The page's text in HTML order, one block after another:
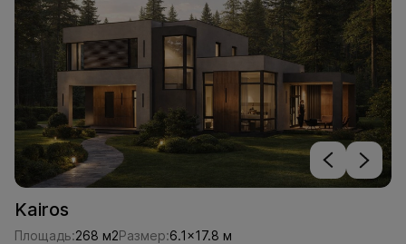
Kairos
Площадь:268 м2Размер:6.1x17.8 м